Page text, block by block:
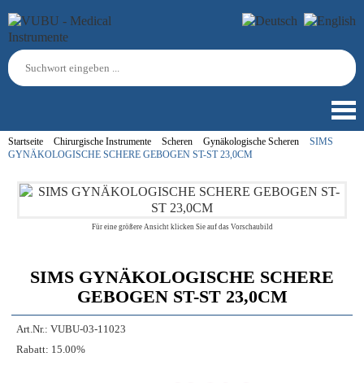
Startseite Chirurgische Instrumente Scheren Gynäkologische Scheren
SIMS
GYNÄKOLOGISCHE SCHERE GEBOGEN ST-ST 23,0CM
Für eine größere Ansicht klicken Sie auf das Vorschaubild
SIMS GYNÄKOLOGISCHE SCHERE
GEBOGEN ST-ST 23,0CM
Art.Nr.: VUBU-03-11023
Rabatt: 15.00%